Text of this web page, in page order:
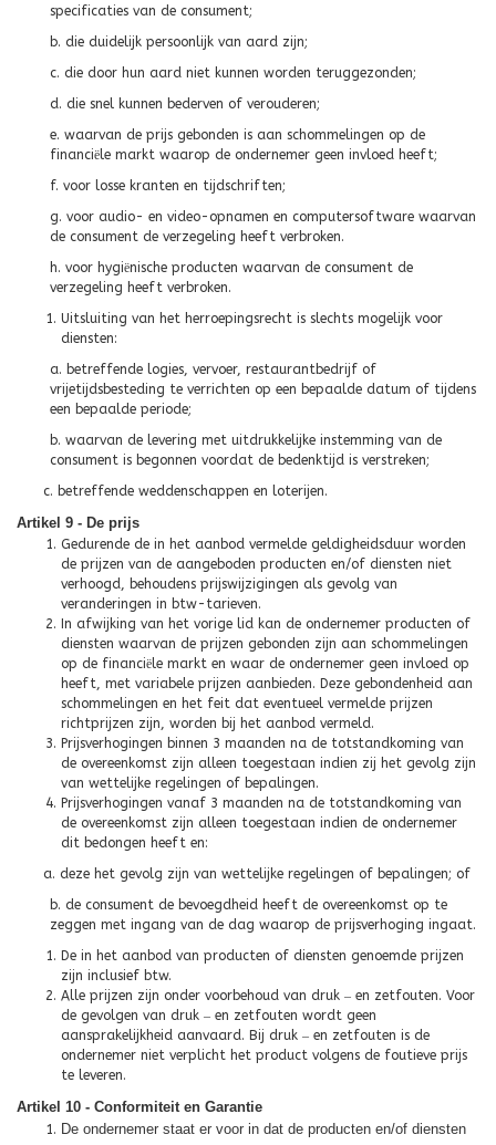
specificaties van de consument;
b. die duidelijk persoonlijk van aard zijn;
c. die door hun aard niet kunnen worden teruggezonden;
d. die snel kunnen bederven of verouderen;
e. waarvan de prijs gebonden is aan schommelingen op de
financiële markt waarop de ondernemer geen invloed heeft;
f. voor losse kranten en tijdschriften;
g. voor audio- en video-opnamen en computersoftware waarvan
de consument de verzegeling heeft verbroken.
h. voor hygiënische producten waarvan de consument de
verzegeling heeft verbroken.
Uitsluiting van het herroepingsrecht is slechts mogelijk voor
diensten:
a. betreffende logies, vervoer, restaurantbedrijf of
vrijetijdsbesteding te verrichten op een bepaalde datum of tijdens
een bepaalde periode;
b. waarvan de levering met uitdrukkelijke instemming van de
consument is begonnen voordat de bedenktijd is verstreken;
c. betreffende weddenschappen en loterijen.
Artikel 9 - De prijs
Gedurende de in het aanbod vermelde geldigheidsduur worden
de prijzen van de aangeboden producten en/of diensten niet
verhoogd, behoudens prijswijzigingen als gevolg van
veranderingen in btw-tarieven.
In afwijking van het vorige lid kan de ondernemer producten of
diensten waarvan de prijzen gebonden zijn aan schommelingen
op de financiële markt en waar de ondernemer geen invloed op
heeft, met variabele prijzen aanbieden. Deze gebondenheid aan
schommelingen en het feit dat eventueel vermelde prijzen
richtprijzen zijn, worden bij het aanbod vermeld.
Prijsverhogingen binnen 3 maanden na de totstandkoming van
de overeenkomst zijn alleen toegestaan indien zij het gevolg zijn
van wettelijke regelingen of bepalingen.
Prijsverhogingen vanaf 3 maanden na de totstandkoming van
de overeenkomst zijn alleen toegestaan indien de ondernemer
dit bedongen heeft en:
a. deze het gevolg zijn van wettelijke regelingen of bepalingen; of
b. de consument de bevoegdheid heeft de overeenkomst op te
zeggen met ingang van de dag waarop de prijsverhoging ingaat.
De in het aanbod van producten of diensten genoemde prijzen
zijn inclusief btw.
Alle prijzen zijn onder voorbehoud van druk – en zetfouten. Voor
de gevolgen van druk – en zetfouten wordt geen
aansprakelijkheid aanvaard. Bij druk – en zetfouten is de
ondernemer niet verplicht het product volgens de foutieve prijs
te leveren.
Artikel 10 - Conformiteit en Garantie
De ondernemer staat er voor in dat de producten en/of diensten